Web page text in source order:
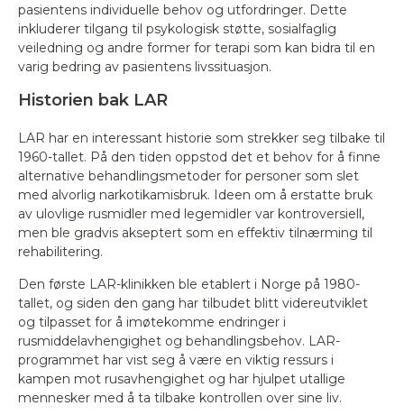
pasientens individuelle behov og utfordringer. Dette
inkluderer tilgang til psykologisk støtte, sosialfaglig
veiledning og andre former for terapi som kan bidra til en
varig bedring av pasientens livssituasjon.
Historien bak LAR
LAR har en interessant historie som strekker seg tilbake til
1960-tallet. På den tiden oppstod det et behov for å finne
alternative behandlingsmetoder for personer som slet
med alvorlig narkotikamisbruk. Ideen om å erstatte bruk
av ulovlige rusmidler med legemidler var kontroversiell,
men ble gradvis akseptert som en effektiv tilnærming til
rehabilitering.
Den første LAR-klinikken ble etablert i Norge på 1980-
tallet, og siden den gang har tilbudet blitt videreutviklet
og tilpasset for å imøtekomme endringer i
rusmiddelavhengighet og behandlingsbehov. LAR-
programmet har vist seg å være en viktig ressurs i
kampen mot rusavhengighet og har hjulpet utallige
mennesker med å ta tilbake kontrollen over sine liv.